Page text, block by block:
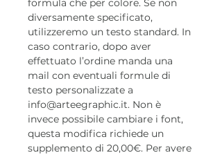
diversamente specificato,
utilizzeremo un testo standard. In
caso contrario, dopo aver
effettuato l’ordine manda una
mail con eventuali formule di
testo personalizzate a
info@arteegraphic.it. Non è
invece possibile cambiare i font,
questa modifica richiede un
supplemento di 20,00€. Per avere